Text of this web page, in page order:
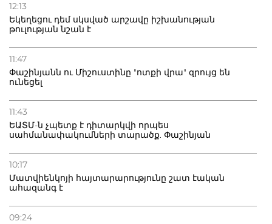
12:13
Եկեղեցու դեմ սկսված արշավը իշխանության
թուլության նշան է
11:47
Փաշինյանն ու Միշուստինը "ոտքի վրա" զրույց են
ունեցել
11:43
ԵԱՏՄ-ն չպետք է դիտարկվի որպես
սահմանափակումների տարածք. Փաշինյան
10:17
Մատվիենկոյի հայտարարությունը շատ էական
ահազանգ է
09:24